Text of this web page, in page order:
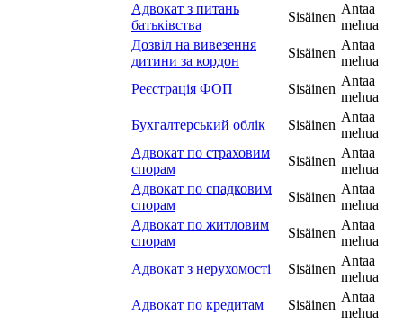
Адвокат з питань
батьківства
Sisäinen
Antaa
mehua
Дозвіл на вивезення
дитини за кордон
Sisäinen
Antaa
mehua
Реєстрація ФОП
Sisäinen
Antaa
mehua
Бухгалтерський облік
Sisäinen
Antaa
mehua
Адвокат по страховим
спорам
Sisäinen
Antaa
mehua
Адвокат по спадковим
спорам
Sisäinen
Antaa
mehua
Адвокат по житловим
спорам
Sisäinen
Antaa
mehua
Адвокат з нерухомості
Sisäinen
Antaa
mehua
Адвокат по кредитам
Sisäinen
Antaa
mehua